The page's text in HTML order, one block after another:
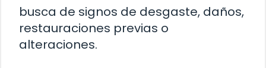
busca de signos de desgaste, daños,
restauraciones previas o
alteraciones.